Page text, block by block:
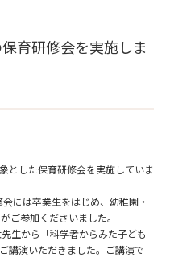
育研修会を実施しま
とした保育研修会を実施していま
には卒業生をはじめ、幼稚園・
ご参加くださいました。
生から「科学者からみた子ども
講演いただきました。ご講演で